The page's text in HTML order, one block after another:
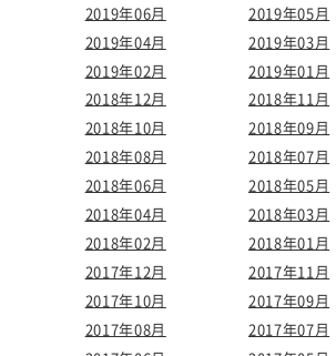
2019年06月
2019年05月
2019年04月
2019年03月
2019年02月
2019年01月
2018年12月
2018年11月
2018年10月
2018年09月
2018年08月
2018年07月
2018年06月
2018年05月
2018年04月
2018年03月
2018年02月
2018年01月
2017年12月
2017年11月
2017年10月
2017年09月
2017年08月
2017年07月